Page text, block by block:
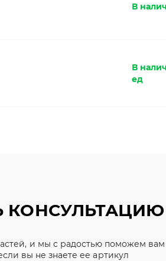
В
В
ед
КОНСУЛЬТАЦИЮ
и мы с радостью поможем
вы не знаете ее артикул